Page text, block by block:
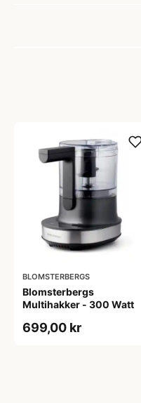
BLOMSTERBERGS
Blomsterbergs
Multihakker - 300 Watt
699,00 kr